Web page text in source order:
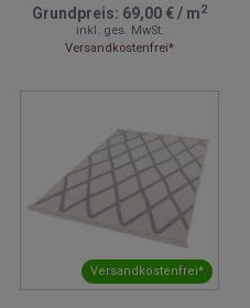
Grundpreis: 69,00 €/ m2
inkl. ges. MwSt.
Versandkostenfrei*
Versandkostenfrei*